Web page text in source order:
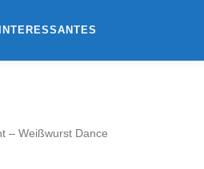
INTERESSANTES
– Weißwurst Dance